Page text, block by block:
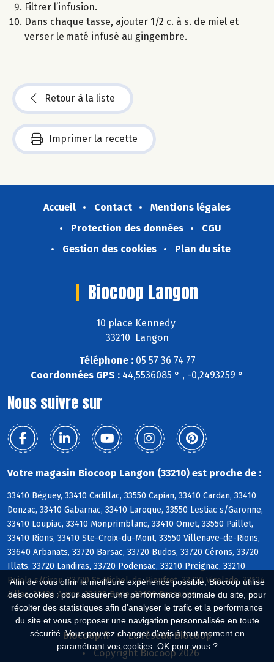
Afin de vous offrir la meilleure expérience possible, Biocoop utilise
des cookies : pour assurer une performance optimale du site, pour
récolter des statistiques afin d'analyser le trafic et la performance
du site et vous proposer une navigation personnalisée en toute
sécurité. Vous pouvez changer d'avis à tout moment en
paramétrant vos cookies. OK pour vous ?
Filtrer l’infusion.
Dans chaque tasse, ajouter 1/2 c. à s. de miel et
verser le maté infusé au gingembre.
Retour à la liste
Imprimer la recette
Accueil Contact
Mentions légales
Protection des données
CGU
Gestion des cookies
Plan du site
Biocoop Langon
10 place Kennedy
33210 Langon
Téléphone :05 57 36 74 77
Coordonnées GPS : 44,5536085 ° , -0,2493259 °
Nous suivre sur
Votre magasin Biocoop Langon (33210) est proche de :
33410 Béguey, 33410 Cadillac, 33550 Capian, 33410 Cardan, 33410
Donzac, 33410 Gabarnac, 33410 Laroque, 33550 Lestiac s/Garonne,
33410 Loupiac, 33410 Monprimblanc, 33410 Omet, 33550 Paillet,
33410 Rions, 33410 Ste-Croix-du-Mont, 33550 Villenave-de-Rions,
33640 Arbanats, 33720 Barsac, 33720 Budos, 33720 Cérons, 33720
Illats, 33720 Landiras, 33720 Podensac, 33210 Preignac, 33210
Pujols s/Ciron, 33720 St-Michel-de-Rieufret, 33720 Virelade, 33124
Aillas, 33124 Auros, 33190 Barie, 33190 Bassanne
Biocoop.fr
Le réseau Biocoop
Copyright Biocoop 2026